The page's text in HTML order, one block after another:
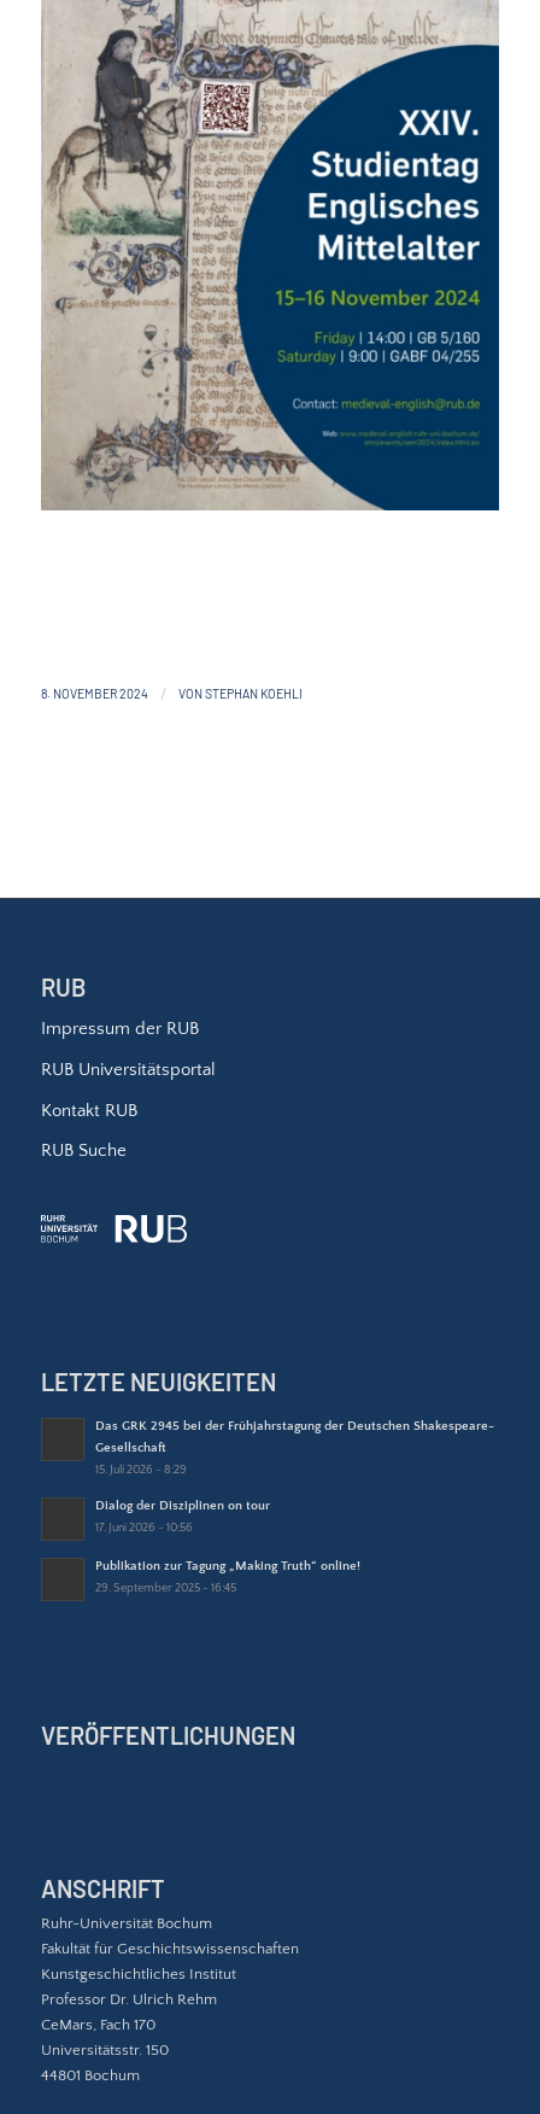
8. NOVEMBER 2024 / VONSTEPHAN KOEHLI
RUB
Impressum der RUB
RUB Universitätsportal
Kontakt RUB
RUB Suche
LETZTE NEUIGKEITEN
Das GRK 2945 bei der Frühjahrstagung der Deutschen Shakespeare-
Gesellschaft
15. Juli 2026 - 8:29
Dialog der Disziplinen on tour
17. Juni 2026 - 10:56
Publikation zur Tagung „Making Truth“ online!
29. September 2025 - 16:45
VERÖFFENTLICHUNGEN
ANSCHRIFT
Ruhr-Universität Bochum
Fakultät für Geschichtswissenschaften
Kunstgeschichtliches Institut
Professor Dr. Ulrich Rehm
CeMars, Fach 170
Universitätsstr. 150
44801 Bochum